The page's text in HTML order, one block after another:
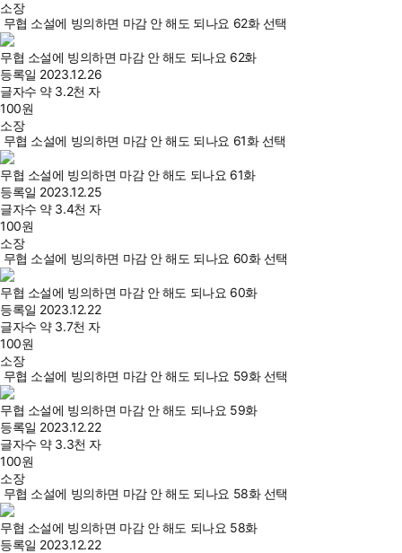
소장
무협 소설에 빙의하면 마감 안 해도 되나요 62화 선택
무협 소설에 빙의하면 마감 안 해도 되나요 62화
등록일 2023.12.26
글자수 약 3.2천 자
100원
소장
무협 소설에 빙의하면 마감 안 해도 되나요 61화 선택
무협 소설에 빙의하면 마감 안 해도 되나요 61화
등록일 2023.12.25
글자수 약 3.4천 자
100원
소장
무협 소설에 빙의하면 마감 안 해도 되나요 60화 선택
무협 소설에 빙의하면 마감 안 해도 되나요 60화
등록일 2023.12.22
글자수 약 3.7천 자
100원
소장
무협 소설에 빙의하면 마감 안 해도 되나요 59화 선택
무협 소설에 빙의하면 마감 안 해도 되나요 59화
등록일 2023.12.22
글자수 약 3.3천 자
100원
소장
무협 소설에 빙의하면 마감 안 해도 되나요 58화 선택
무협 소설에 빙의하면 마감 안 해도 되나요 58화
등록일 2023.12.22